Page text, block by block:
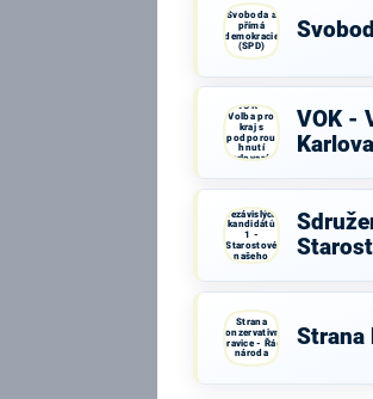
Svoboda a
přímá
demokracie
(SPD)
VOK -
Volba pro
kraj s
podporou
hnutí
Karlovaráci
VOK -
nezávislých
kandidátů
1 -
Starostové
našeho
kraje
Strana
konzervativní
pravice - Řád
národa
Strana